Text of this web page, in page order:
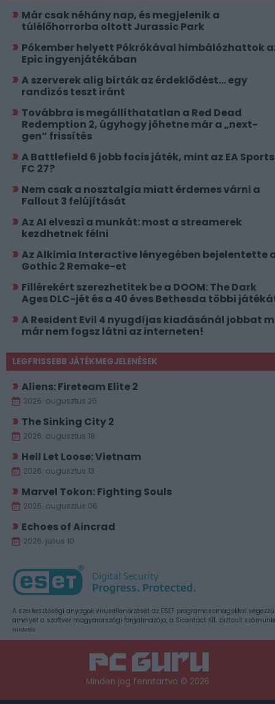
Már csak néhány nap, és megjelenik a
túlélőhorrorba oltott Jurassic Park
Pókember helyett Pókrókával himbálózhattok
Epic ingyenjátékában
A szerverek alig bírták az érdeklődést... egy
randizós teszt iránt
Továbbra is megállíthatatlan a Red Dead
Redemption 2, úgyhogy jöhetne már a „next-
gen” frissítés
A Battlefield 6 jobb focis játék, mint az EA Sports
FC 27?
Nem csak a nosztalgia miatt érdemes várni a
Fallout 3 felújítását
Az AI elveszi a munkát: most a streamerek
kezdhetnek félni
Az Alkimia Interactive lényegében bejelentette
Gothic 2 Remake-et
Fillérekért szerezhetitek be a DOOM: The Dark
Ages DLC-jét és a 40 éves Bethesda többi
A Resident Evil 4 nyugdíjas kiadásánál jobbat
már nem fogsz látni az interneten!
LEGFRISSEBB JÁTÉKMEGJELENÉSEK
Aliens: Fireteam Elite 2
2026. augusztus 25.
The Sinking City 2
2026. augusztus 18.
Hell Let Loose: Vietnam
2026. augusztus 13.
Marvel Tokon: Fighting Souls
2026. augusztus 06.
Echoes of Aincrad
2026. július 10.
A szerkesztőségi anyagok vírusellenőrzését az ESET programcsomagokkal
amelyet a szoftver magyarországi forgalmazója, a Sicontact Kft. biztosít
Hirdetés
Minden jog fenntartva © 2026